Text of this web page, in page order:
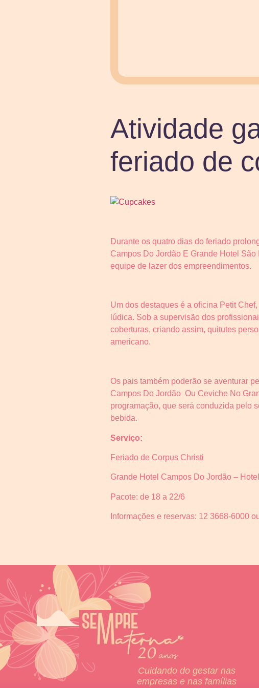
Atividade
feriado de
Durante os quatro dias do feriado
Campos Do Jordão E Grande Hotel
equipe de lazer dos empreendimentos.
Um dos destaques é a oficina Petit
lúdica. Sob a supervisão dos
coberturas, criando assim, quitutes
americano.
Os pais também poderão se aventurar
Campos Do Jordão Ou Ceviche No
programação, que será conduzida pelo
bebida.
Serviço:
Feriado de Corpus Christi
Grande Hotel Campos Do Jordão –
Pacote: de 18 a 22/6
Informações e reservas: 12 3668-6000
Cuidando do gestar nas
empresas e nas famílias